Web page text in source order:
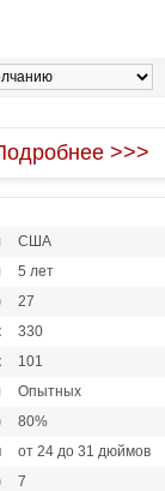
>>>
США
5 лет
27
330
101
Опытных
80%
от 24 до 31 дюймов
7